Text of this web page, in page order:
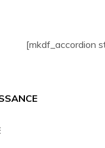
[mkdf_accordion